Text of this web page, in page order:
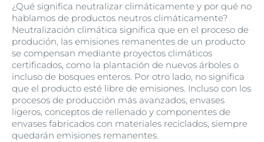
¿Qué significa neutralizar climáticamente y por qué no
hablamos de productos neutros climáticamente?
Neutralización climática significa que en el proceso de
produción, las emisiones remanentes de un producto
se compensan mediante proyectos climáticos
certificados, como la plantación de nuevos árboles o
incluso de bosques enteros. Por otro lado, no significa
que el producto esté libre de emisiones. Incluso con los
procesos de producción más avanzados, envases
ligeros, conceptos de rellenado y componentes de
envases fabricados con materiales reciclados, siempre
quedarán emisiones remanentes.